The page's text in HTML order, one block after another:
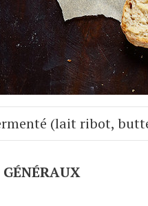
(lait ribot,
GÉNÉRAUX